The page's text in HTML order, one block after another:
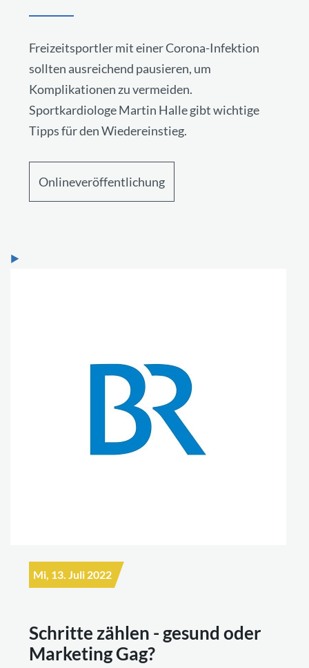
Freizeitsportler mit einer Corona-Infektion
sollten ausreichend pausieren, um
Komplikationen zu vermeiden.
Sportkardiologe Martin Halle gibt wichtige
Tipps für den Wiedereinstieg.
Onlineveröffentlichung
Mi, 13. Juli 2022
Schritte zählen - gesund oder
Marketing Gag?